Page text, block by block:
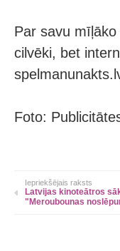
Par savu
cilvēki, bet
Foto:
Iepriekšējais raksts
Latvijas kinoteātros
"Meroubounas